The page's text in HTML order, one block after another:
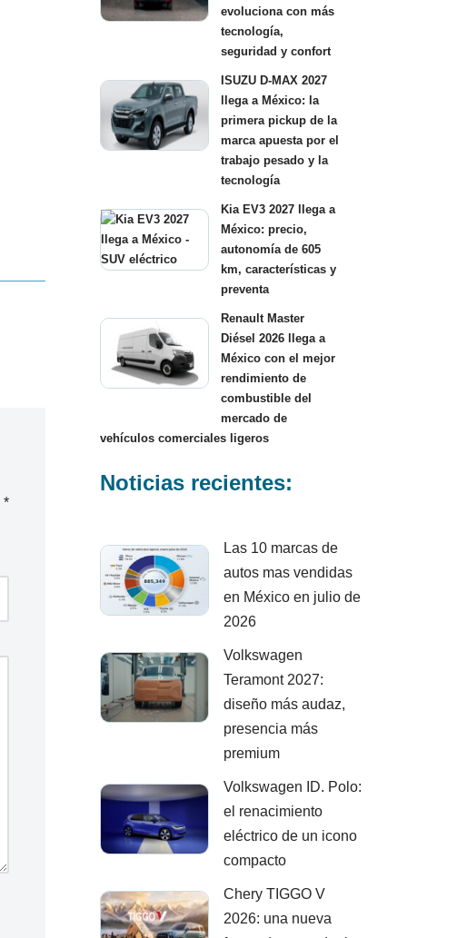
*
evoluciona con más
tecnología,
seguridad y confort
ISUZU D-MAX 2027
llega a México: la
primera pickup de la
marca apuesta por el
trabajo pesado y la
tecnología
Kia EV3 2027 llega a
México: precio,
autonomía de 605
km, características y
preventa
Renault Master
Diésel 2026 llega a
México con el mejor
rendimiento de
combustible del
mercado de
vehículos comerciales ligeros
Noticias recientes:
Las 10 marcas de
autos mas vendidas
en México en julio de
2026
Volkswagen
Teramont 2027:
diseño más audaz,
presencia más
premium
Volkswagen ID. Polo:
el renacimiento
eléctrico de un icono
compacto
Chery TIGGO V
2026: una nueva